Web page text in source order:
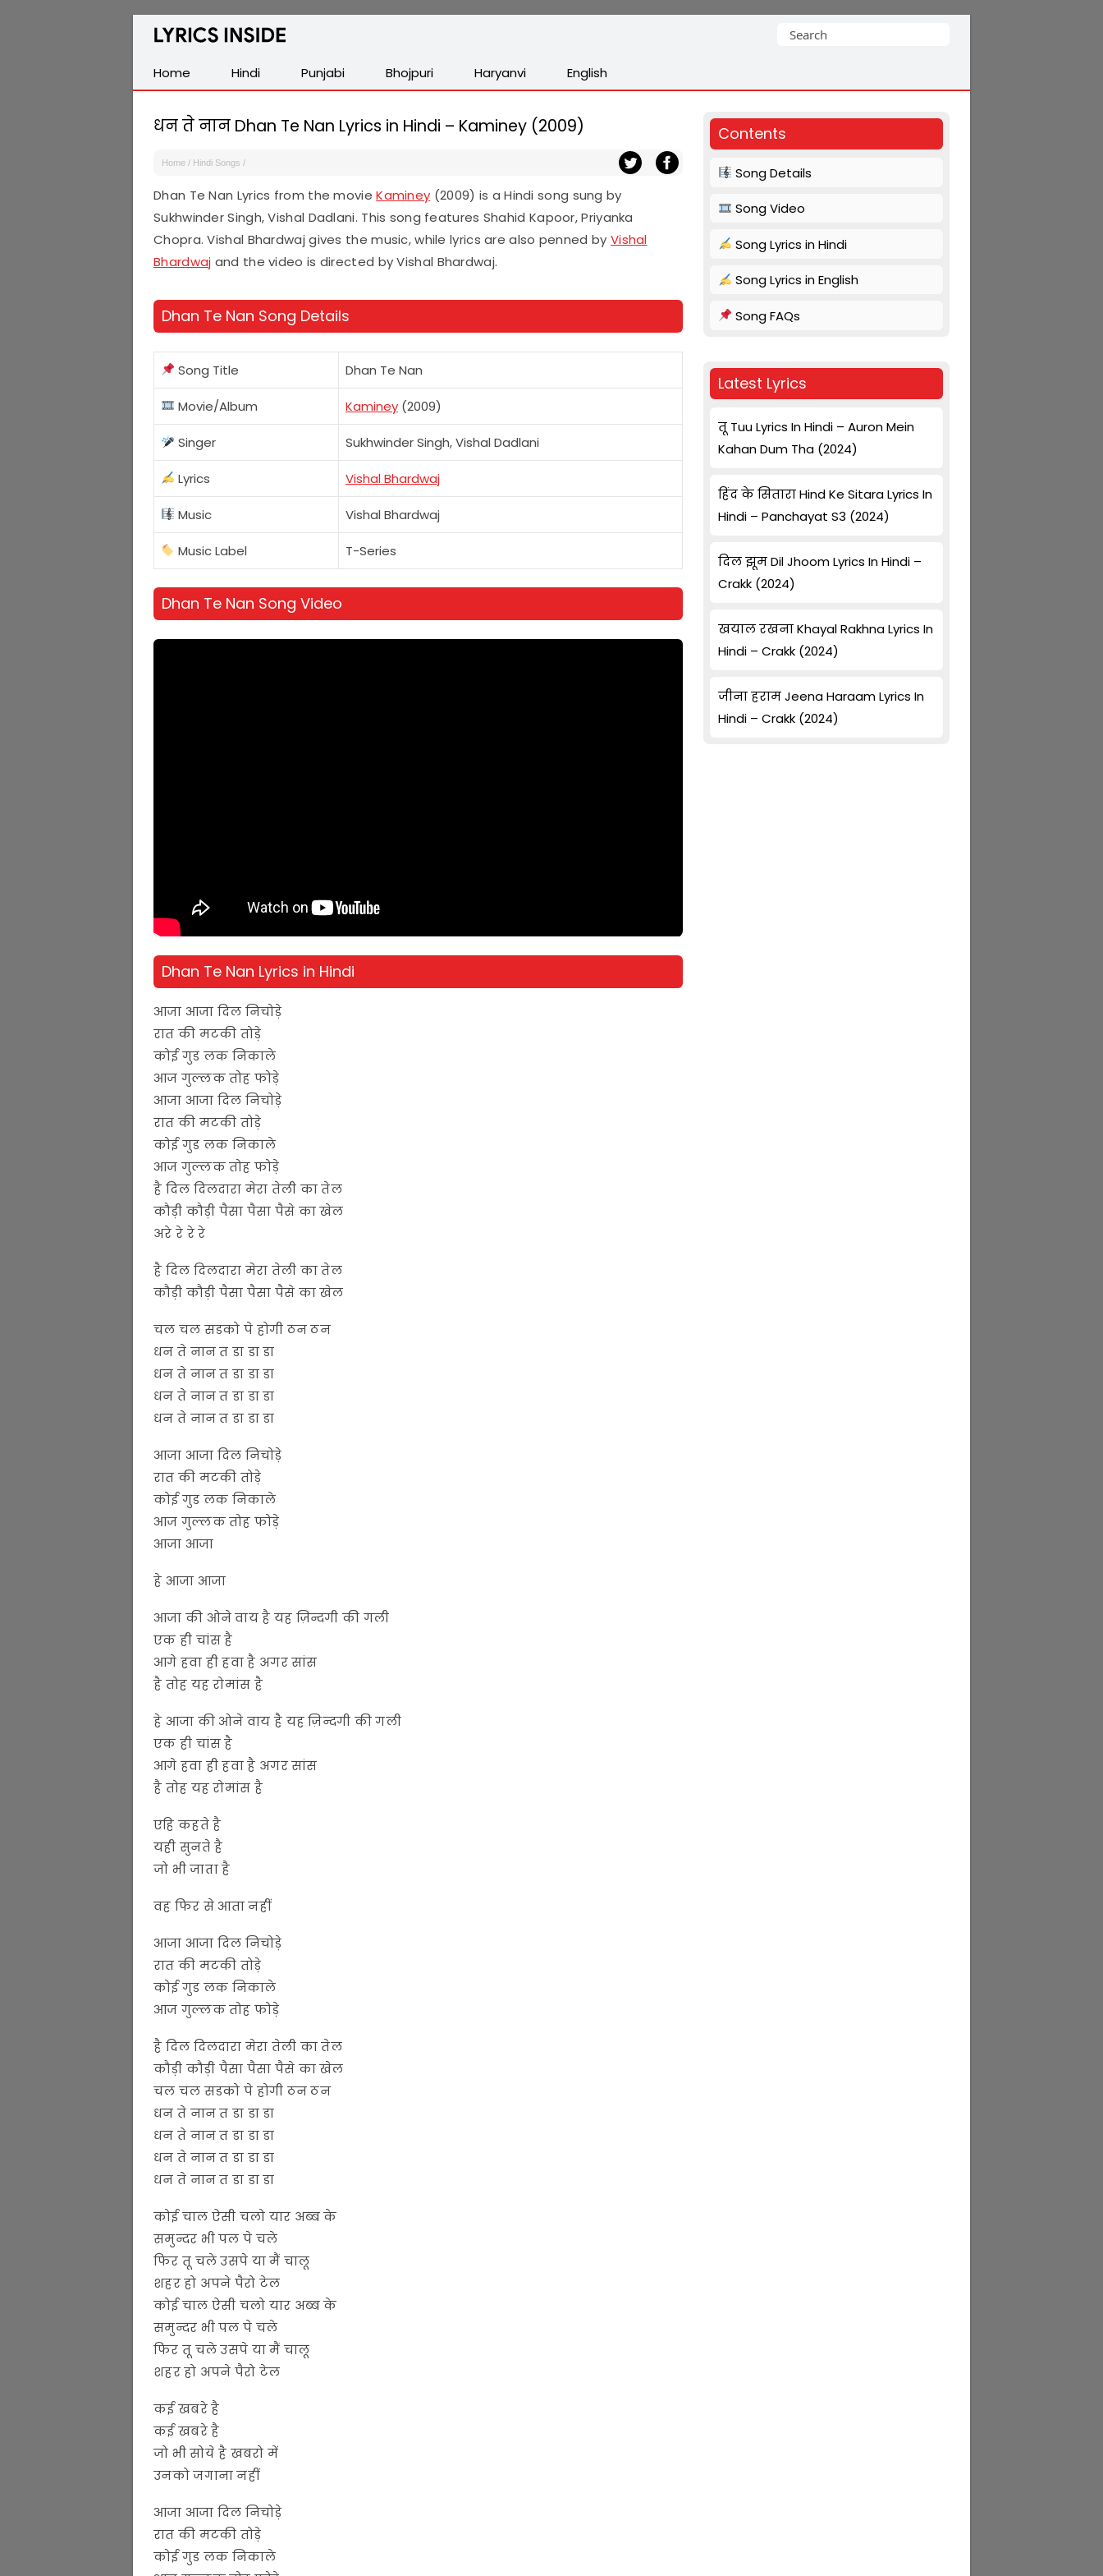
Latest
Hindi,
Tamil,
Malayalam,
English,
Punjabi
Lyrics
Search
Home
Hindi Punjabi Bhojpuri Haryanvi English
धन ते नान Dhan Te Nan Lyrics in Hindi – Kaminey (2009)
Home / Hindi Songs /
Dhan Te Nan Lyrics from the movieKaminey (2009) is a Hindi song sung by
Sukhwinder Singh, Vishal Dadlani. This song features Shahid Kapoor, Priyanka
Chopra. Vishal Bhardwaj gives the music, while lyrics are also penned by Vishal
Bhardwaj and the video is directed by Vishal Bhardwaj.
Dhan Te Nan Song Details
Song Title Dhan Te Nan
Movie/Album Kaminey (2009)
Singer Sukhwinder Singh, Vishal Dadlani
Lyrics Vishal Bhardwaj
Music Vishal Bhardwaj
Music Label T-Series
Dhan Te Nan Song Video
Dhan Te Nan Lyrics in Hindi
आजा आजा दिल निचोड़े
रात की मटकी तोड़े
कोई गुड लक निकाले
आज गुल्लक तोह फोड़े
आजा आजा दिल निचोड़े
रात की मटकी तोड़े
कोई गुड लक निकाले
आज गुल्लक तोह फोड़े
है दिल दिलदारा मेरा तेली का तेल
कौड़ी कौड़ी पैसा पैसा पैसे का खेल
अरे रे रे रे
है दिल दिलदारा मेरा तेली का तेल
कौड़ी कौड़ी पैसा पैसा पैसे का खेल
चल चल सडको पे होगी ठन ठन
धन ते नान त डा डा डा
धन ते नान त डा डा डा
धन ते नान त डा डा डा
धन ते नान त डा डा डा
आजा आजा दिल निचोड़े
रात की मटकी तोड़े
कोई गुड लक निकाले
आज गुल्लक तोह फोड़े
आजा आजा
हे आजा आजा
आजा की ओने वाय है यह ज़िन्दगी की गली
एक ही चांस है
आगे हवा ही हवा है अगर सांस
है तोह यह रोमांस है
हे आजा की ओने वाय है यह ज़िन्दगी की गली
एक ही चांस है
आगे हवा ही हवा है अगर सांस
है तोह यह रोमांस है
एहि कहते है
यही सुनते है
जो भी जाता है
वह फिर से आता नहीं
आजा आजा दिल निचोड़े
रात की मटकी तोड़े
कोई गुड लक निकाले
आज गुल्लक तोह फोड़े
है दिल दिलदारा मेरा तेली का तेल
कौड़ी कौड़ी पैसा पैसा पैसे का खेल
चल चल सडको पे होगी ठन ठन
धन ते नान त डा डा डा
धन ते नान त डा डा डा
धन ते नान त डा डा डा
धन ते नान त डा डा डा
कोई चाल ऐसी चलो यार अब्ब के
समुन्दर भी पल पे चले
फिर तू चले उसपे या मैं चालू
शहर हो अपने पैरो टेल
कोई चाल ऐसी चलो यार अब्ब के
समुन्दर भी पल पे चले
फिर तू चले उसपे या मैं चालू
शहर हो अपने पैरो टेल
कई खबरे है
कई खबरे है
जो भी सोये है खबरो में
उनको जगाना नहीं
आजा आजा दिल निचोड़े
रात की मटकी तोड़े
कोई गुड लक निकाले
Contents
Song Details
Song Video
Song Lyrics in Hindi
Song Lyrics in English
Song FAQs
Latest Lyrics
तू Tuu Lyrics In Hindi – Auron Mein
Kahan Dum Tha (2024)
हिंद के सितारा Hind Ke Sitara Lyrics In
Hindi – Panchayat S3 (2024)
दिल झूम Dil Jhoom Lyrics In Hindi –
Crakk (2024)
खयाल रखना Khayal Rakhna Lyrics In
Hindi – Crakk (2024)
जीना हराम Jeena Haraam Lyrics In
Hindi – Crakk (2024)